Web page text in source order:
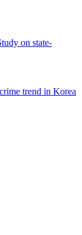
on state-
trend in Korea